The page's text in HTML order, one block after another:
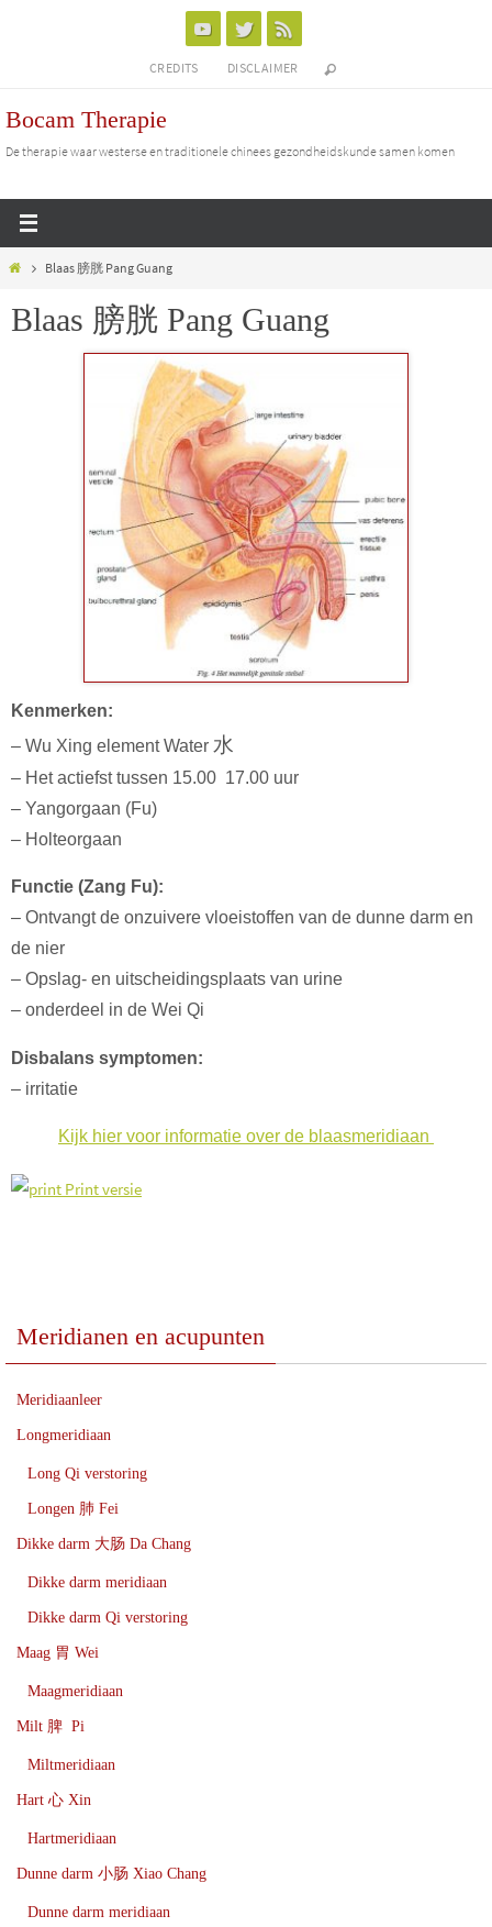
inhoud
CREDITS DISCLAIMER
Bocam Therapie
De therapie waar westerse en traditionele chinees gezondheidskunde samen komen
HomeBlaas 膀胱 Pang Guang
Blaas 膀胱 Pang Guang
Kenmerken:
– Wu Xing element Water 水
– Het actiefst tussen 15.00 17.00 uur
– Yangorgaan (Fu)
– Holteorgaan
Functie (Zang Fu):
– Ontvangt de onzuivere vloeistoffen van de dunne darm en
de nier
– Opslag- en uitscheidingsplaats van urine
– onderdeel in de Wei Qi
Disbalans symptomen:
– irritatie
Kijk hier voor informatie over de blaasmeridiaan
Print versie
Meridianen en acupunten
Meridiaanleer
Longmeridiaan
Long Qi verstoring
Longen 肺 Fei
Dikke darm 大肠 Da Chang
Dikke darm meridiaan
Dikke darm Qi verstoring
Maag 胃 Wei
Maagmeridiaan
Milt 脾 Pi
Miltmeridiaan
Hart 心 Xin
Hartmeridiaan
Dunne darm 小肠 Xiao Chang
Dunne darm meridiaan